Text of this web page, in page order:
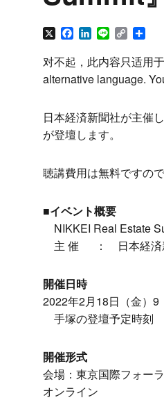
X Facebook
LinkedIn
Line Copy
对不起，此内容只适用于
alternative language.
日本経済新聞社が主催
が登壇します。
聴講費用は無料ですの
■イベント概要
NIKKEI Real Estate
主 催 ： 日本経済
開催日時
2022年2月18日（金）9
手塚の登壇予定時刻
開催形式
会場：東京国際フォー
オンライン